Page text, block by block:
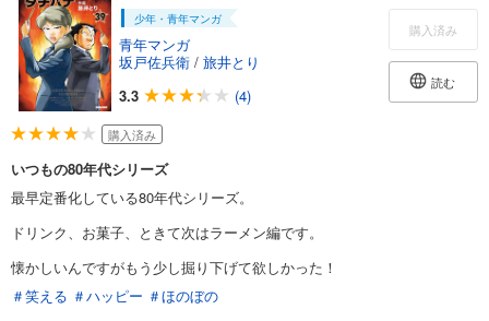
少年・青年マンガ
青年マンガ
坂戸佐兵衛 / 旅井とり
3.3
(4)
購入済み
読む
購入済み
いつもの80年代シリーズ
最早定番化している80年代シリーズ。
ドリンク、お菓子、ときて次はラーメン編です。
懐かしいんですがもう少し掘り下げて欲しかった！
＃笑える ＃ハッピー ＃ほのぼの